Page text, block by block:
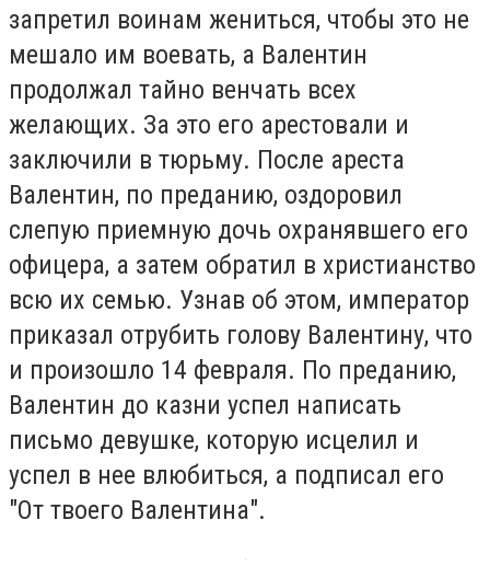
запретил воинам жениться, чтобы это не
мешало им воевать, а Валентин
продолжал тайно венчать всех
желающих. За это его арестовали и
заключили в тюрьму. После ареста
Валентин, по преданию, оздоровил
слепую приемную дочь охранявшего его
офицера, а затем обратил в христианство
всю их семью. Узнав об этом, император
приказал отрубить голову Валентину, что
и произошло 14 февраля. По преданию,
Валентин до казни успел написать
письмо девушке, которую исцелил и
успел в нее влюбиться, а подписал его
"От твоего Валентина".